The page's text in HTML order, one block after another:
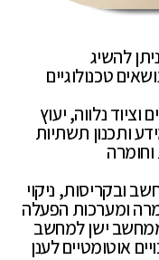
להשיג
טכנולוגיים
נלווה, יעוץ
ותכנון תשתיות
ובקריסות, ניקוי
ומערכות הפעלה
ישן למחשב
אוטומטיים לענן